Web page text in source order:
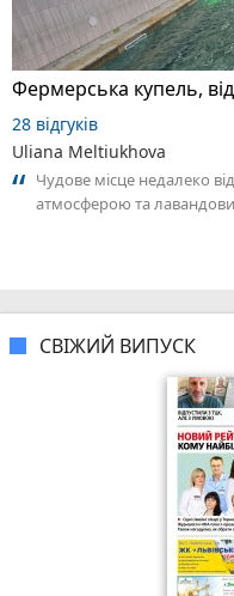
28 відгуків
Uliana Meltiukhova
Чудове місце недалеко
атмосферою та
СВІЖИЙ ВИПУСК